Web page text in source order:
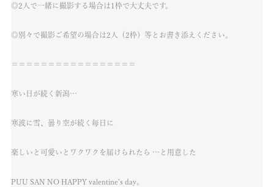
◎2人で一緒に撮影する場合は1枠で大丈夫です。
◎別々で撮影ご希望の場合は2人（2枠）等とお書き添えください。
＝＝＝＝＝＝＝＝＝＝＝＝＝＝＝＝＝
寒い日が続く新潟…
寒波に雪、曇り空が続く毎日に
楽しいと可愛いとワクワクを届けられたら …と用意した
PUU SAN NO HAPPY valentine’s day。